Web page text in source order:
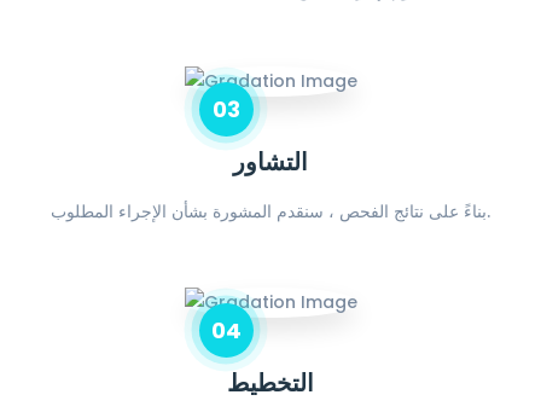
03
التشاور
بناءً على نتائج الفحص ، سنقدم المشورة بشأن الإجراء المطلوب.
04
التخطيط